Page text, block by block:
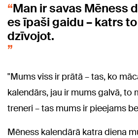
Man ir savas Mēness
es īpaši gaidu – katrs
dzīvojot.
"Mums viss ir prātā – tas, ko
kalendārs, jau ir mums galvā, to
treneri – tas mums ir pieejams
Mēness kalendārā katra diena